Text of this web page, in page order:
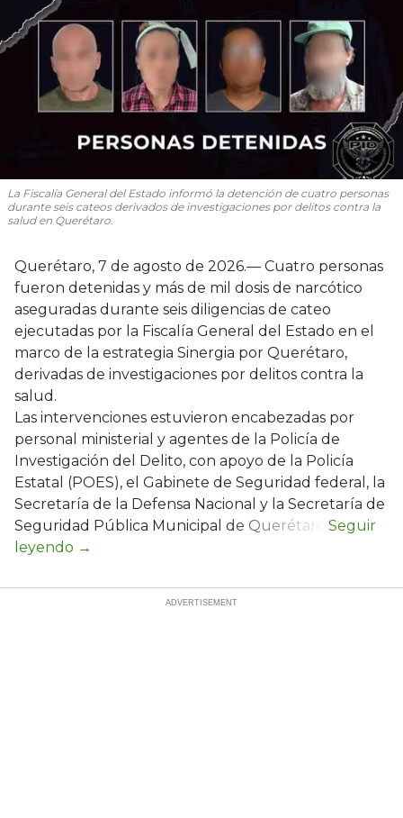
La Fiscalía General del Estado informó la detención de cuatro personas
durante seis cateos derivados de investigaciones por delitos contra la
salud en Querétaro.
Querétaro, 7 de agosto de 2026.— Cuatro personas
fueron detenidas y más de mil dosis de narcótico
aseguradas durante seis diligencias de cateo
ejecutadas por la Fiscalía General del Estado en el
marco de la estrategia Sinergia por Querétaro,
derivadas de investigaciones por delitos contra la
salud.
Las intervenciones estuvieron encabezadas por
personal ministerial y agentes de la Policía de
Investigación del Delito, con apoyo de la Policía
Estatal (POES), el Gabinete de Seguridad federal, la
Secretaría de la Defensa Nacional y la Secretaría de
Seguridad Pública Municipal de Querétaro.